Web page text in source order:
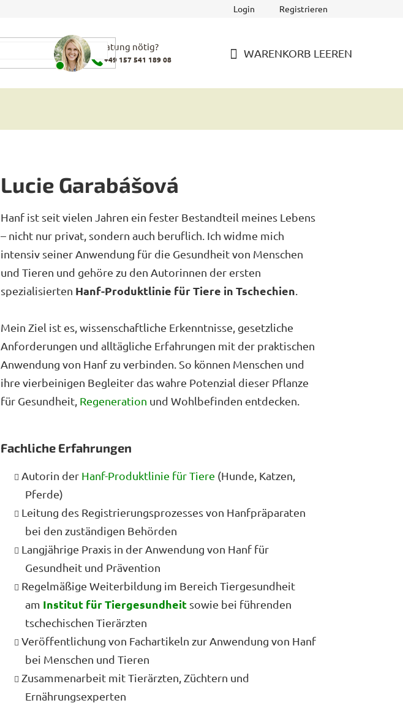
Login Registrieren
Beratung nötig?
+49 157 541 189 08 WARENKORB LEEREN
Lucie Garabášová
Hanf ist seit vielen Jahren ein fester Bestandteil meines Lebens
– nicht nur privat, sondern auch beruflich. Ich widme mich
intensiv seiner Anwendung für die Gesundheit von Menschen
und Tieren und gehöre zu den Autorinnen der ersten
spezialisierten Hanf-Produktlinie für Tiere in Tschechien
Mein Ziel ist es, wissenschaftliche Erkenntnisse, gesetzliche
Anforderungen und alltägliche Erfahrungen mit der praktischen
Anwendung von Hanf zu verbinden. So können Menschen und
ihre vierbeinigen Begleiter das wahre Potenzial dieser Pflanze
für Gesundheit, Regeneration und Wohlbefinden entdecken.
Fachliche Erfahrungen
Autorin der Hanf-Produktlinie für Tiere (Hunde, Katzen,
Pferde)
Leitung des Registrierungsprozesses von Hanfpräparaten
bei den zuständigen Behörden
Langjährige Praxis in der Anwendung von Hanf für
Gesundheit und Prävention
Regelmäßige Weiterbildung im Bereich Tiergesundheit
am Institut für Tiergesundheit sowie bei führenden
tschechischen Tierärzten
Veröffentlichung von Fachartikeln zur Anwendung von Hanf
bei Menschen und Tieren
Zusammenarbeit mit Tierärzten, Züchtern und
Ernährungsexperten